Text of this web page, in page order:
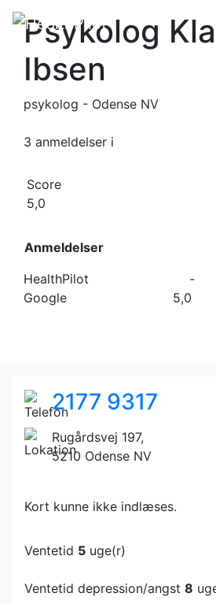
Psykolog
Ibsen
psykolog - Odense NV
3 anmeldelser i
Score
5,0
Anmeldelser
HealthPilot
-
Google
5,0
2177 9317
Rugårdsvej 197,
5210 Odense NV
Kort kunne ikke indlæses.
Ventetid 5 uge(r)
Ventetid depression/angst 8